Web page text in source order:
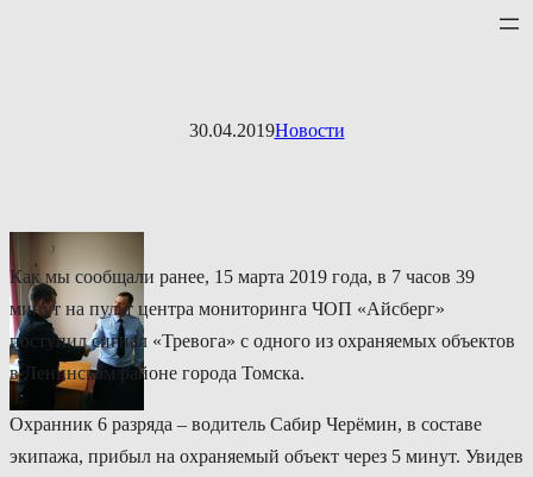
30.04.2019Новости
Как мы сообщали ранее, 15 марта 2019 года, в 7 часов 39
минут на пульт центра мониторинга ЧОП «Айсберг»
поступил сигнал «Тревога» с одного из охраняемых объектов
в Ленинском районе города Томска.
Охранник 6 разряда – водитель Сабир Черёмин, в составе
экипажа, прибыл на охраняемый объект через 5 минут. Увидев